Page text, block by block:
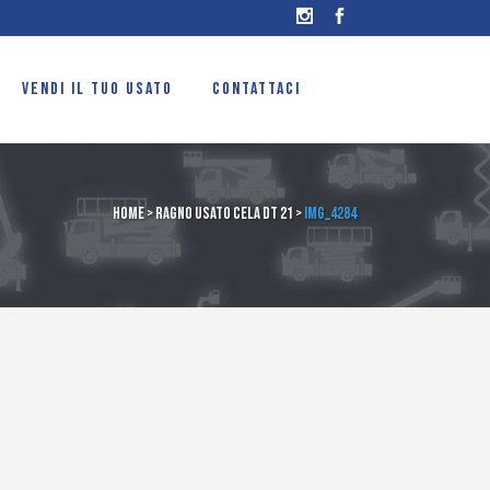
VENDI IL TUO USATO CONTATTACI
Home>Ragno usato Cela DT 21 >IMG_4284